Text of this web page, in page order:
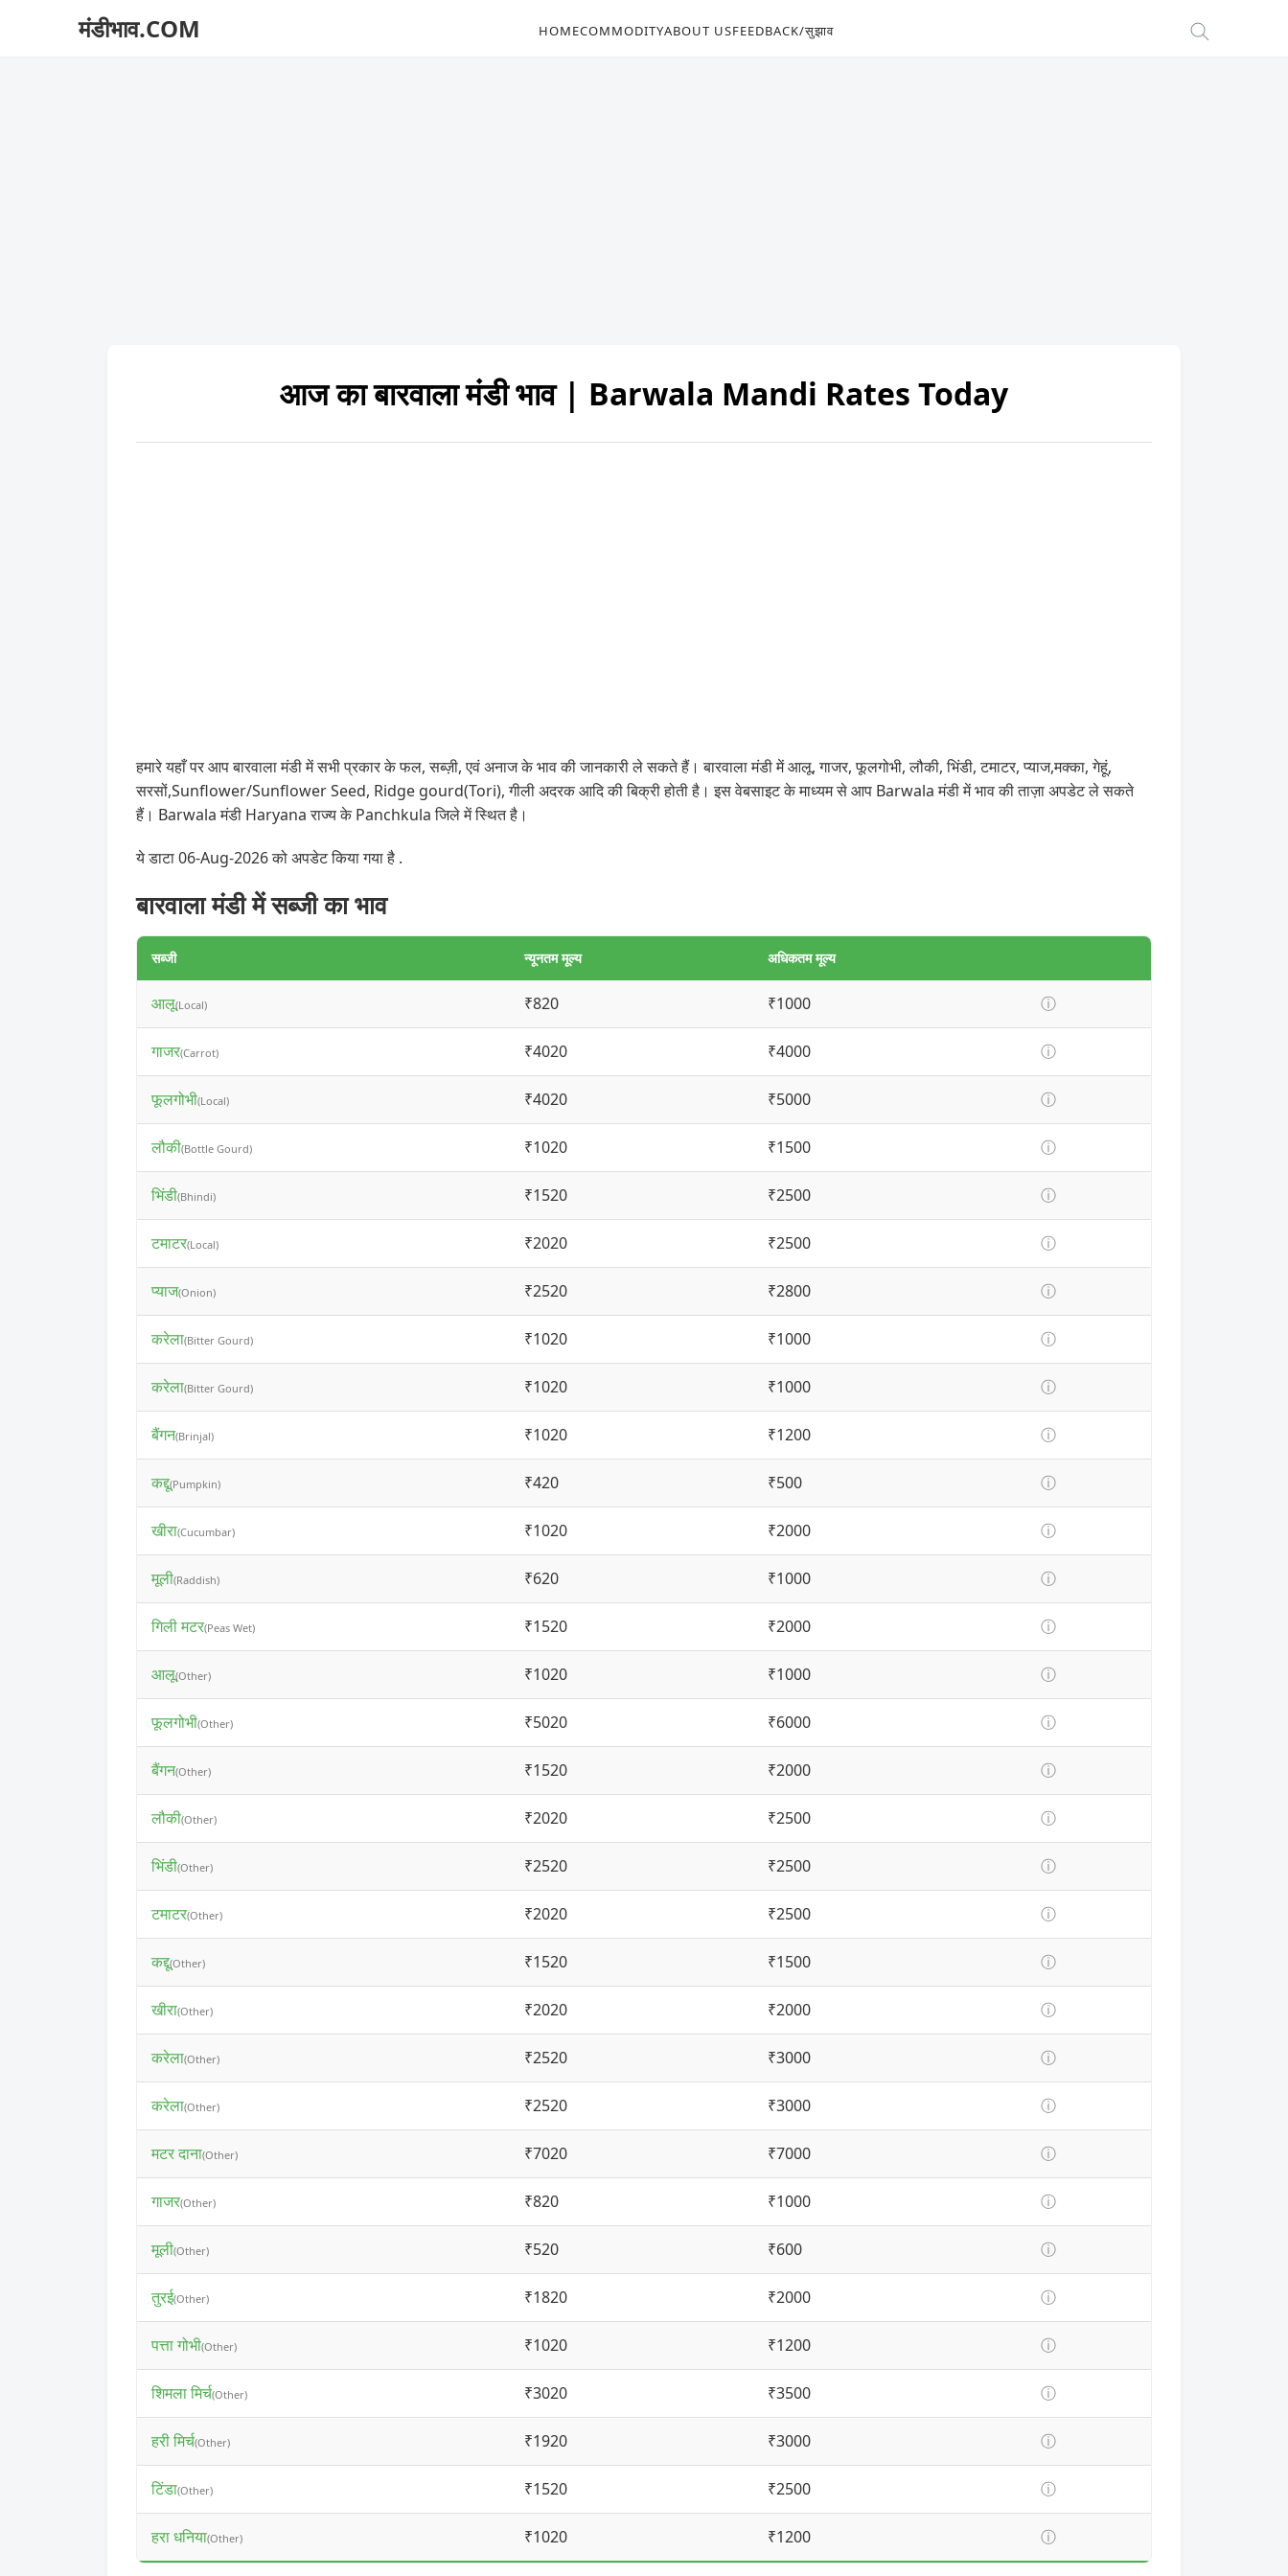
मंडीभाव.COM HOMECOMMODITYABOUT USFEEDBACK/सुझाव
आज का बारवाला मंडी भाव | Barwala Mandi Rates Today
हमारे यहाँ पर आप बारवाला मंडी में सभी प्रकार के फल, सब्ज़ी, एवं अनाज के भाव की जानकारी ले सकते हैं। बारवाला मंडी में आलू, गाजर, फूलगोभी, लौकी, भिंडी, टमाटर, प्याज,मक्का, गेहूं,
सरसों,Sunflower/Sunflower Seed, Ridge gourd(Tori), गीली अदरक आदि की बिक्री होती है। इस वेबसाइट के माध्यम से आप Barwala मंडी में भाव की ताज़ा अपडेट ले सकते
हैं। Barwala मंडी Haryana राज्य के Panchkula जिले में स्थित है।
ये डाटा 06-Aug-2026 को अपडेट किया गया है .
बारवाला मंडी में सब्जी का भाव
सब्जी न्यूनतम मूल्य अधिकतम मूल्य
आलू(Local) ₹820 ₹1000 ⓘ
गाजर(Carrot) ₹4020 ₹4000 ⓘ
फूलगोभी(Local) ₹4020 ₹5000 ⓘ
लौकी(Bottle Gourd) ₹1020 ₹1500 ⓘ
भिंडी(Bhindi) ₹1520 ₹2500 ⓘ
टमाटर(Local) ₹2020 ₹2500 ⓘ
प्याज(Onion) ₹2520 ₹2800 ⓘ
करेला(Bitter Gourd) ₹1020 ₹1000 ⓘ
करेला(Bitter Gourd) ₹1020 ₹1000 ⓘ
बैंगन(Brinjal) ₹1020 ₹1200 ⓘ
कद्दू(Pumpkin) ₹420 ₹500 ⓘ
खीरा(Cucumbar) ₹1020 ₹2000 ⓘ
मूली(Raddish) ₹620 ₹1000 ⓘ
गिली मटर(Peas Wet) ₹1520 ₹2000 ⓘ
आलू(Other) ₹1020 ₹1000 ⓘ
फूलगोभी(Other) ₹5020 ₹6000 ⓘ
बैंगन(Other) ₹1520 ₹2000 ⓘ
लौकी(Other) ₹2020 ₹2500 ⓘ
भिंडी(Other) ₹2520 ₹2500 ⓘ
टमाटर(Other) ₹2020 ₹2500 ⓘ
कद्दू(Other) ₹1520 ₹1500 ⓘ
खीरा(Other) ₹2020 ₹2000 ⓘ
करेला(Other) ₹2520 ₹3000 ⓘ
करेला(Other) ₹2520 ₹3000 ⓘ
मटर दाना(Other) ₹7020 ₹7000 ⓘ
गाजर(Other) ₹820 ₹1000 ⓘ
मूली(Other) ₹520 ₹600 ⓘ
तुरई(Other) ₹1820 ₹2000 ⓘ
पत्ता गोभी(Other) ₹1020 ₹1200 ⓘ
शिमला मिर्च(Other) ₹3020 ₹3500 ⓘ
हरी मिर्च(Other) ₹1920 ₹3000 ⓘ
टिंडा(Other) ₹1520 ₹2500 ⓘ
हरा धनिया(Other) ₹1020 ₹1200 ⓘ